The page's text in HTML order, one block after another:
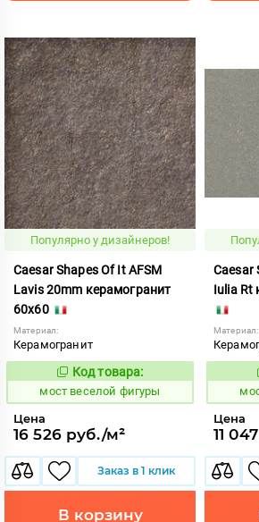
Популярно у дизайнеров!
Caesar Shapes Of It AFSM
Lavis 20mm керамогранит
60x60
Материал:
Керамогранит
1016865
Код товара:
мост веселой фигуры
Цена
16 526 руб./м²
Заказ в 1 клик
В корзину
Caesar
Iulia Rt
Материал:
Цена
11